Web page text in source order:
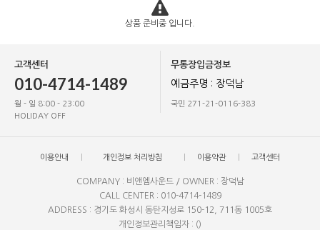
상품 준비중 입니다.
고객센터
010-4714-1489
월 - 일 8:00 - 23:00
HOLIDAY OFF
무통장입금정보
예금주명 : 장덕남
국민 271-21-0116-383
이용안내 개인정보 처리방침 이용약관 고객센터
COMPANY : 비앤엠사운드 / OWNER : 장덕남
CALL CENTER : 010-4714-1489
ADDRESS : 경기도 화성시 동탄지성로 150-12, 711동 1005호
개인정보관리책임자 : ()